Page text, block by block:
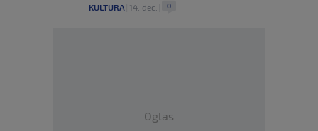
KULTURA 14. dec. 0
Oglas